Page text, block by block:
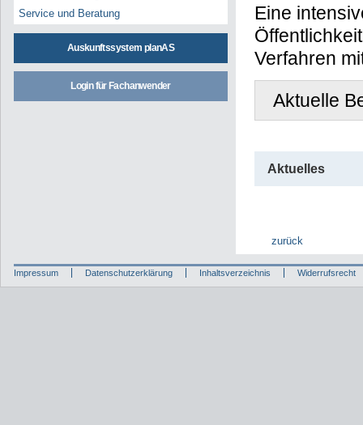
Service und Beratung
Auskunftssystem planAS
Login für Fachanwender
Eine
Verfahren
Aktuelle
Aktuelles
zurück
Impressum Datenschutzerklärung Inhaltsverzeichnis Widerrufsrecht